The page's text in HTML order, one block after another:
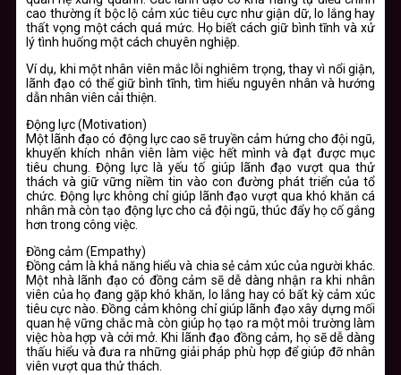
cao thường ít bộc lộ cảm xúc tiêu cực như giận dữ, lo lắng hay
thất vọng một cách quá mức. Họ biết cách giữ bình tĩnh và xử
lý tình huống một cách chuyên nghiệp.
Ví dụ, khi một nhân viên mắc lỗi nghiêm trọng, thay vì nổi giận,
lãnh đạo có thể giữ bình tĩnh, tìm hiểu nguyên nhân và hướng
dẫn nhân viên cải thiện.
Động lực (Motivation)
Một lãnh đạo có động lực cao sẽ truyền cảm hứng cho đội ngũ,
khuyến khích nhân viên làm việc hết mình và đạt được mục
tiêu chung. Động lực là yếu tố giúp lãnh đạo vượt qua thử
thách và giữ vững niềm tin vào con đường phát triển của tổ
chức. Động lực không chỉ giúp lãnh đạo vượt qua khó khăn cá
nhân mà còn tạo động lực cho cả đội ngũ, thúc đẩy họ cố gắng
hơn trong công việc.
Đồng cảm (Empathy)
Đồng cảm là khả năng hiểu và chia sẻ cảm xúc của người khác.
Một nhà lãnh đạo có đồng cảm sẽ dễ dàng nhận ra khi nhân
viên của họ đang gặp khó khăn, lo lắng hay có bất kỳ cảm xúc
tiêu cực nào. Đồng cảm không chỉ giúp lãnh đạo xây dựng mối
quan hệ vững chắc mà còn giúp họ tạo ra một môi trường làm
việc hòa hợp và cởi mở. Khi lãnh đạo đồng cảm, họ sẽ dễ dàng
thấu hiểu và đưa ra những giải pháp phù hợp để giúp đỡ nhân
viên vượt qua thử thách.